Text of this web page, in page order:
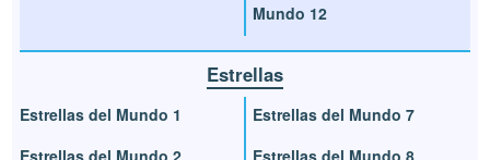
Mundo 12
Estrellas
Estrellas del Mundo 1
Estrellas del Mundo 2
Estrellas del Mundo 7
Estrellas del Mundo 8